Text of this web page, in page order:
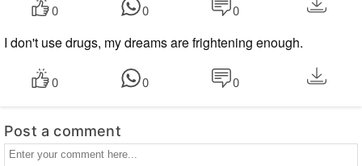
0 0 0
I don't use drugs, my dreams are frightening enough.
0 0 0
Post a comment